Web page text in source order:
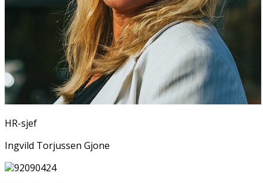
HR-sjef
Ingvild Torjussen Gjone
92090424